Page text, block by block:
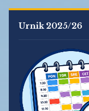
Urnik 2025/26